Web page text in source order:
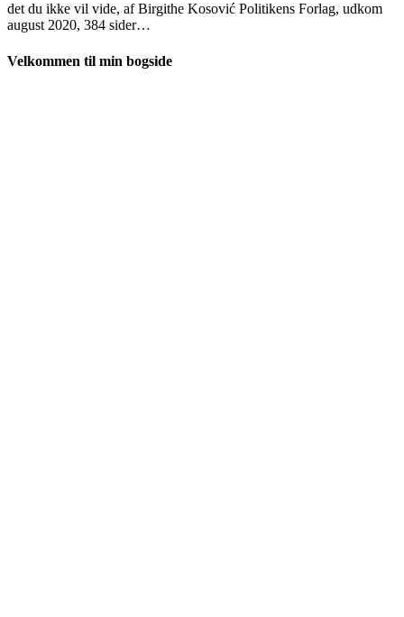
det du ikke vil vide, af Birgithe Kosović Politikens Forlag, udkom
august 2020, 384 sider…
Velkommen til min bogside